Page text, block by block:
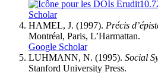
Scholar
HAMEL, J. (1997). Précis
Montréal, Paris, L’Harmattan.
Google Scholar
LUHMANN, N. (1995). Social
Stanford University Press.